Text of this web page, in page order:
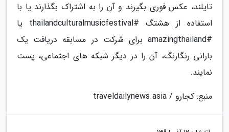
تایلند، عکس فوری بگیرند و آن را به اشتراک بگذارند یا با
استفاده از هشتگ #thailandculturalmusicfestival یا
#amazingthailand برای شرکت در مسابقه دریافت یک
بارانی رنگارنگ، آن را در دیگر شبکه های اجتماعی، پست
نمایند.
منبع: کجارو / traveldailynews.asia